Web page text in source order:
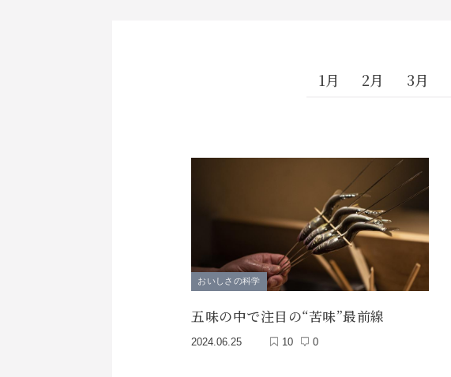
1月 2月 3月
おいしさの科学
五味の中で注目の“苦味”最前線
2024.06.25 10 0